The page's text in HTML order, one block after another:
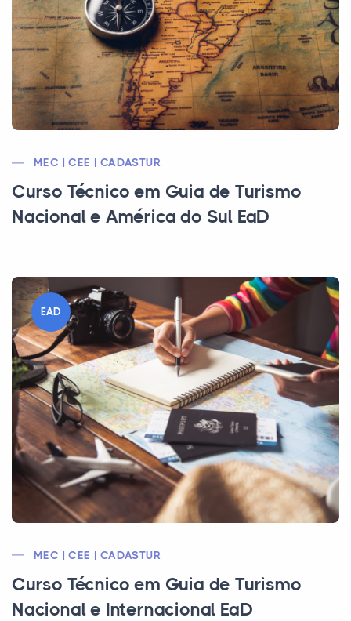
MEC | CEE | CADASTUR
Curso Técnico em Guia de Turismo
Nacional e América do Sul EaD
EAD
MEC | CEE | CADASTUR
Curso Técnico em Guia de Turismo
Nacional e Internacional EaD